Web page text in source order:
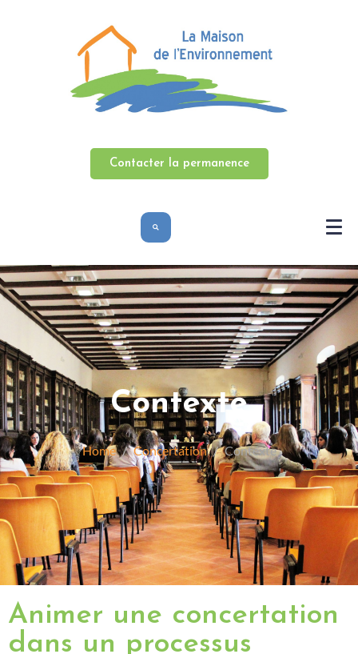
Contacter la permanence
Contexte
Home Concertation Contexte
Animer une concertation
dans un processus